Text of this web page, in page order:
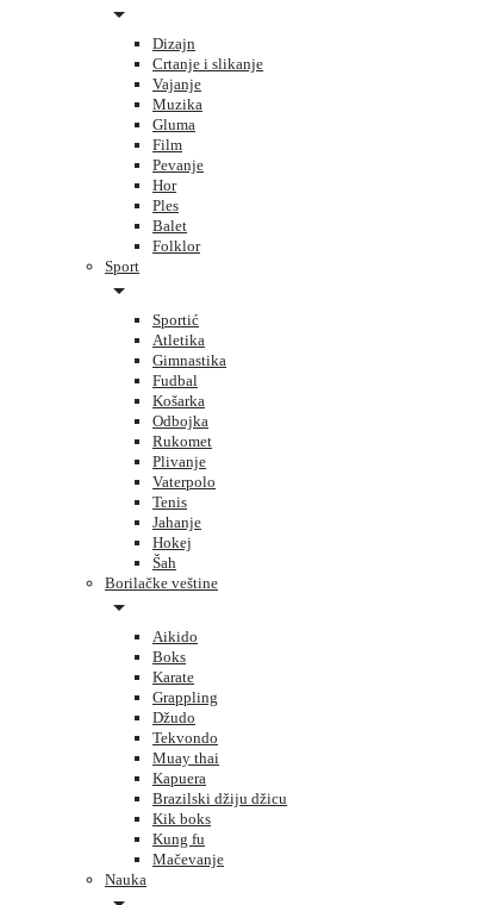
Dizajn
Crtanje i slikanje
Vajanje
Muzika
Gluma
Film
Pevanje
Hor
Ples
Balet
Folklor
Sport
Sportić
Atletika
Gimnastika
Fudbal
Košarka
Odbojka
Rukomet
Plivanje
Vaterpolo
Tenis
Jahanje
Hokej
Šah
Borilačke veštine
Aikido
Boks
Karate
Grappling
Džudo
Tekvondo
Muay thai
Kapuera
Brazilski džiju džicu
Kik boks
Kung fu
Mačevanje
Nauka